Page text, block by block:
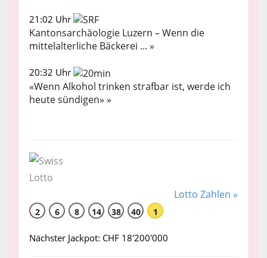
21:02 Uhr
Kantonsarchäologie Luzern – Wenn die
mittelalterliche Bäckerei ... »
20:32 Uhr
«Wenn Alkohol trinken strafbar ist, werde ich
heute sündigen» »
Lotto Zahlen »
2 6 8 14 38 40 1
Nächster Jackpot: CHF 18'200'000